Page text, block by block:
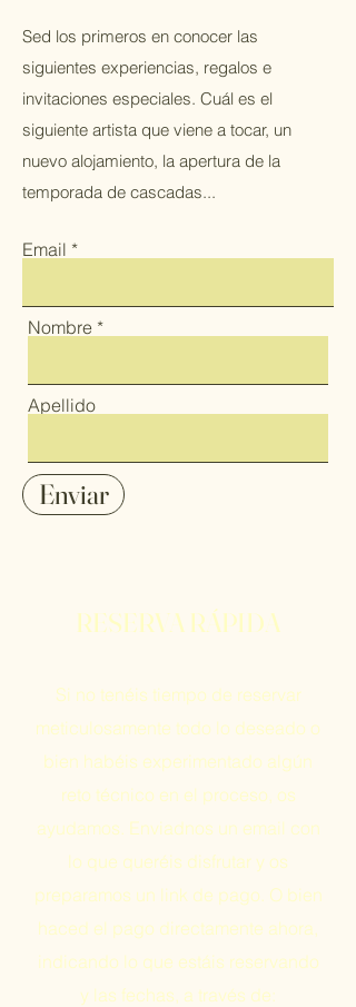
Sed los primeros en conocer las
siguientes experiencias, regalos e
invitaciones especiales. Cuál es el
siguiente artista que viene a tocar, un
nuevo alojamiento, la apertura de la
temporada de cascadas...
Email
Nombre
Apellido
Enviar
RESERVA RÁPIDA
Si no tenéis tiempo de reservar
meticulosamente todo lo deseado o
bien habéis experimentado algún
reto técnico en el proceso, os
ayudamos. Enviadnos un email con
lo que queréis disfrutar y os
preparamos un link de pago. O bien
haced el pago directamente ahora,
indicando lo que estáis reservando
y las fechas, a través de: